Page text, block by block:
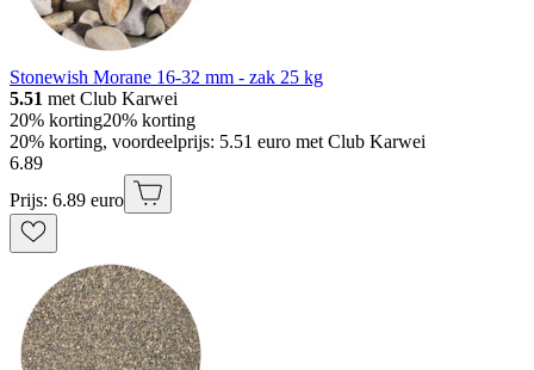
Stonewish Morane 16-32 mm - zak 25 kg
5.51 met Club Karwei
20% korting20% korting
20% korting, voordeelprijs: 5.51 euro met Club Karwei
6.89
Prijs: 6.89 euro